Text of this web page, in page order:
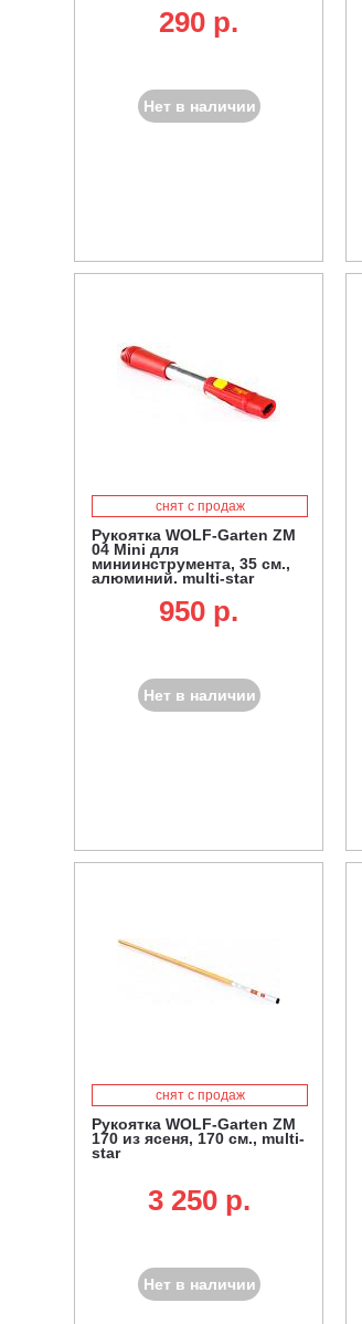
290 p.
Нет в наличии
снят с продаж
Рукоятка WOLF-Garten ZM
04 Mini для
миниинструмента, 35 см.,
алюминий, multi-star
950 p.
Нет в наличии
снят с продаж
Рукоятка WOLF-Garten ZM
170 из ясеня, 170 см., multi-
star
3 250 p.
Нет в наличии